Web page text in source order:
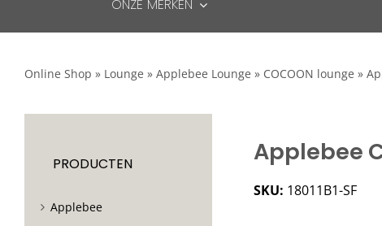
ONZE MERKEN
Online Shop » Lounge » Applebee Lounge » COCOON lounge »
Applebee
SKU: 18011B1-SF
PRODUCTEN
Applebee